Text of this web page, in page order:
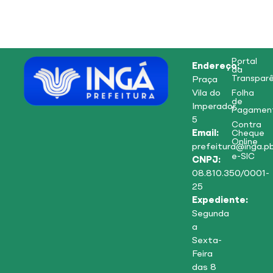
Endereço:
Praça
Vila do
Imperador,
5
Email:
CNPJ:
08.810.350/0001-
25
Expediente:
Segunda
a
Sexta-
Feira
das 8
Portal
da
Folha
de
Contra
Cheque
Online
e-SIC